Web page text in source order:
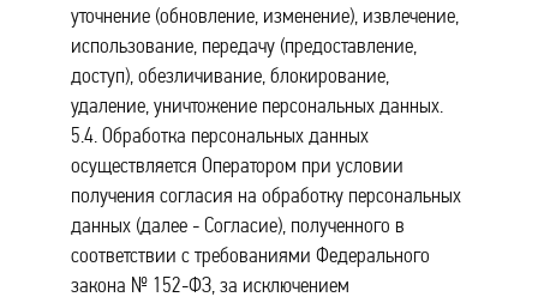
уточнение (обновление, изменение), извлечение,
использование, передачу (предоставление,
доступ), обезличивание, блокирование,
удаление, уничтожение персональных данных.
5.4. Обработка персональных данных
осуществляется Оператором при условии
получения согласия на обработку персональных
данных (далее - Согласие), полученного в
соответствии с требованиями Федерального
закона № 152-ФЗ, за исключением